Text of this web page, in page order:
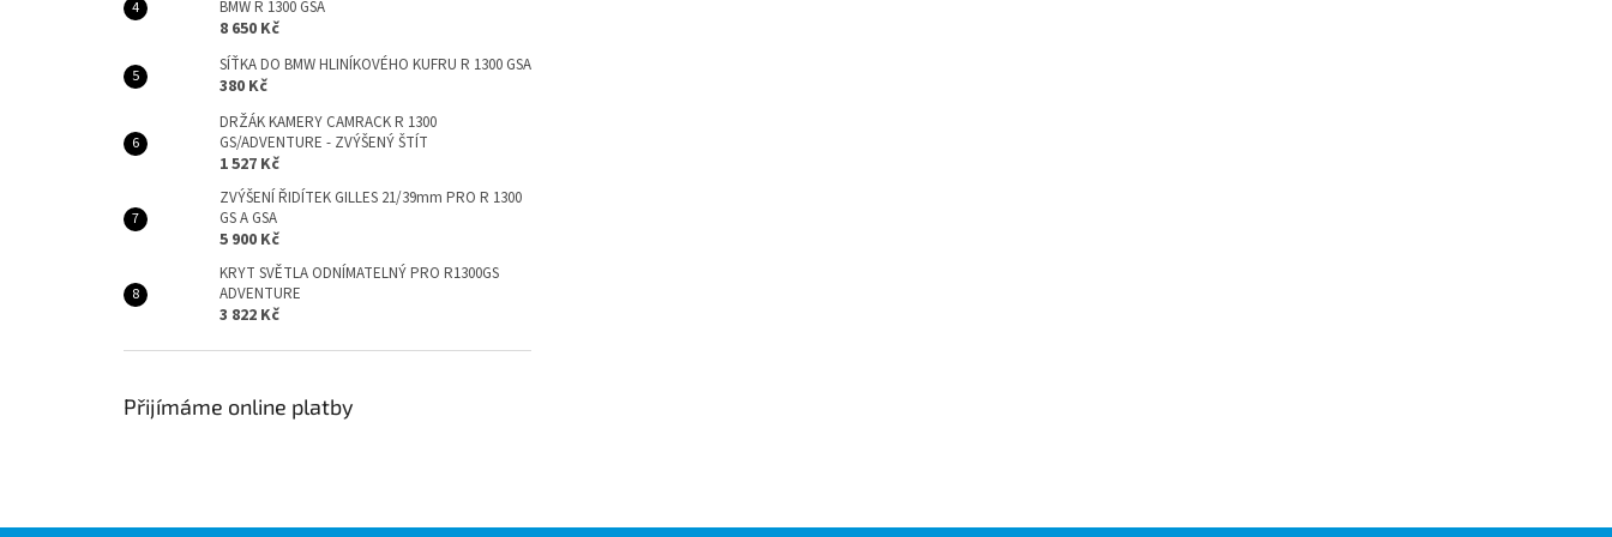
BMW R 1300 GSA
8 650 Kč
SÍŤKA DO BMW HLINÍKOVÉHO KUFRU R 1300 GSA
380 Kč
DRŽÁK KAMERY CAMRACK R 1300
GS/ADVENTURE - ZVÝŠENÝ ŠTÍT
1 527 Kč
ZVÝŠENÍ ŘIDÍTEK GILLES 21/39mm PRO R 1300
GS A GSA
5 900 Kč
KRYT SVĚTLA ODNÍMATELNÝ PRO R1300GS
ADVENTURE
3 822 Kč
Přijímáme online platby